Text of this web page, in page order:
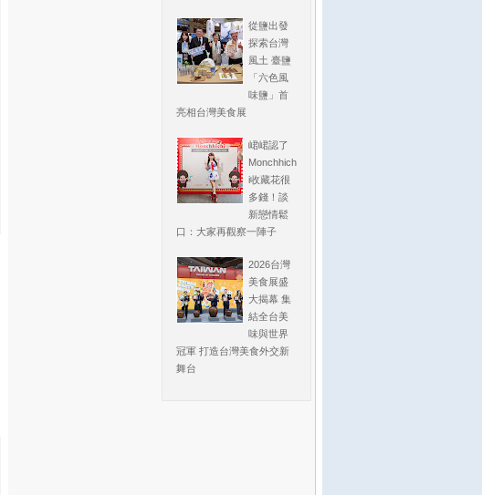
從鹽出發
探索台灣
風土 臺鹽
「六色風
味鹽」首
亮相台灣美食展
峮峮認了
Monchhich
i收藏花很
多錢！談
新戀情鬆
口：大家再觀察一陣子
2026台灣
美食展盛
大揭幕 集
結全台美
味與世界
冠軍 打造台灣美食外交新
舞台